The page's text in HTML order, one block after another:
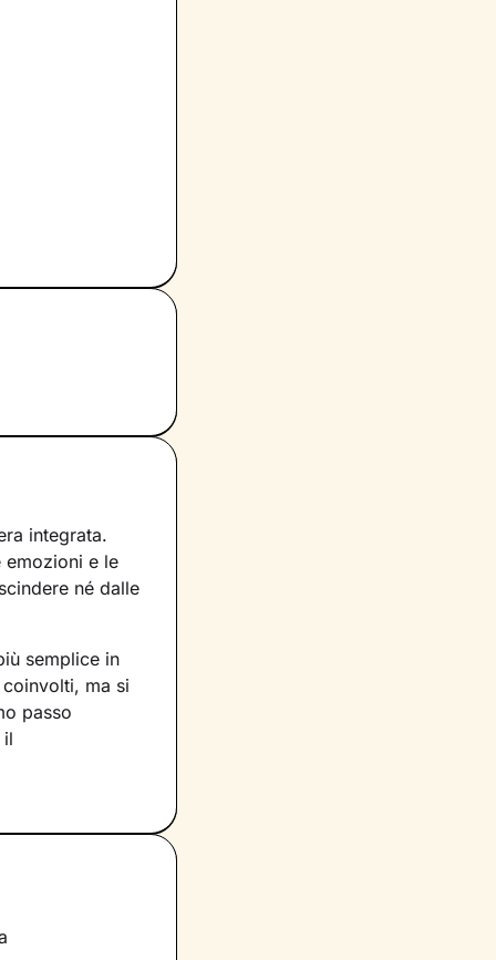
integrata.
emozioni e le
né dalle
semplice in
ma si
passo
il
con quel lato
di vita